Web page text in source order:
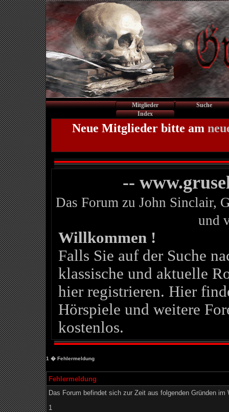
Mitglieder
Suche
Index
Neue Mitglieder bitte am
--
Das Forum zu John Sinclair,
und
Willkommen !
Falls Sie auf der Suche
klassische und aktuelle
hier registrieren. Hier
Hörspiele und weitere
kostenlos.
1 � Fehlermeldung
Fehlermeldung
Das Forum befindet sich zur Zeit aus folgenden Gründen im
1